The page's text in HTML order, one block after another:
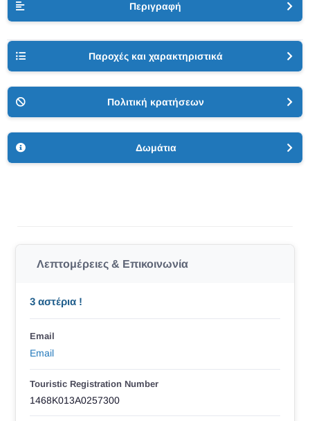
Περιγραφή
Παροχές και χαρακτηριστικά
Πολιτική κρατήσεων
Δωμάτια
Λεπτομέρειες & Επικοινωνία
3 αστέρια !
Email
Email
Touristic Registration Number
1468K013A0257300